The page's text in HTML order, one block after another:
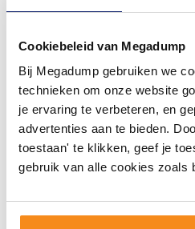
Cookiebeleid van Megadump
Bij Megadump gebruiken we
technieken om onze website
je ervaring te verbeteren, en
advertenties aan te bieden.
toestaan' te klikken, geef je
gebruik van alle cookies zoals
Annuleren / Retourneren
Garantie / Klachten
Service Aanvraag
Algemene voorwaarden